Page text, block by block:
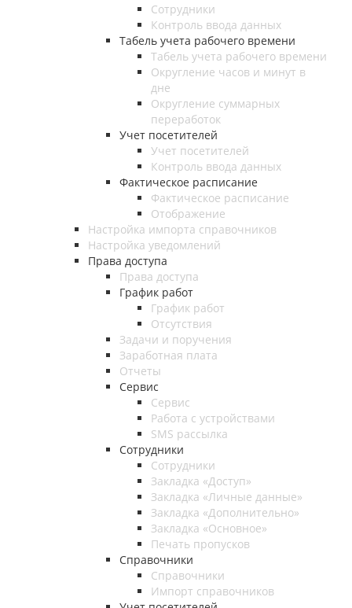
Сотрудники
Контроль ввода данных
Табель учета рабочего времени
Табель учета рабочего времени
Округление часов и минут в
дне
Округление суммарных
переработок
Учет посетителей
Учет посетителей
Контроль ввода данных
Фактическое расписание
Фактическое расписание
Отображение
Настройка импорта справочников
Настройка уведомлений
Права доступа
Права доступа
График работ
График работ
Отсутствия
Задачи и поручения
Заработная плата
Отчеты
Сервис
Сервис
Работа с устройствами
SMS рассылка
Сотрудники
Сотрудники
Закладка «Доступ»
Закладка «Личные данные»
Закладка «Дополнительно»
Закладка «Основное»
Печать пропусков
Справочники
Справочники
Импорт справочников